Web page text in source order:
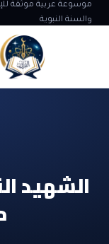
موسوعة عربية موثقة
والسنة النبوية
الاعجاز الغيبي
الاعجاز في
آيات الله في
الشهيد